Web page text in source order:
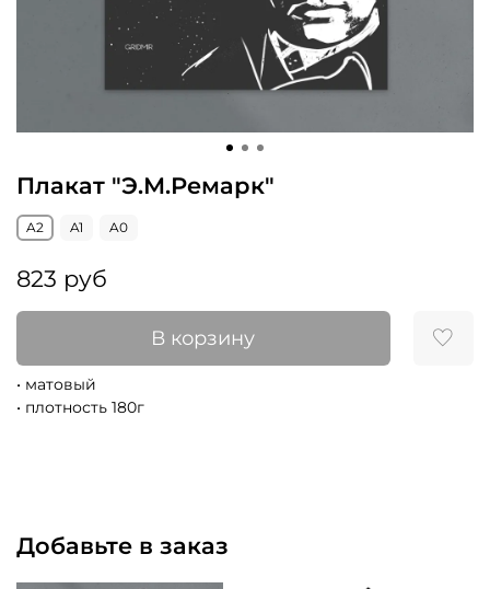
Плакат "Э.М.Ремарк"
A2 A1 A0
823 руб
В корзину
• матовый
• плотность 180г
Добавьте в заказ